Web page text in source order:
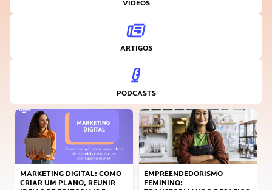
VÍDEOS
ARTIGOS
PODCASTS
MARKETING DIGITAL: COMO
CRIAR UM PLANO, REUNIR
EMPREENDEDORISMO
FEMININO: